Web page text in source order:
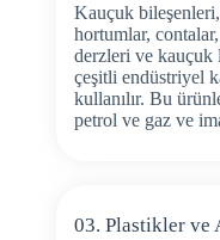
Kauçuk
hortumlar,
derzleri ve kauçuk
çeşitli endüstriyel
kullanılır. Bu
petrol ve gaz ve
03. Plastikler ve